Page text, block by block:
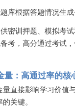
库根据答题情况生
密训押题、模拟考
考，高分通过考试
量：高通过率的核
直接影响学习价值
关键。